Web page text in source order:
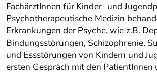
FachärztInnen für Kinder- und
Psychotherapeutische Medizin
Erkrankungen der Psyche, wie z.B.
Bindungsstörungen, Schizophrenie,
und Essstörungen von Kindern und
ersten Gespräch mit den PatientInnen